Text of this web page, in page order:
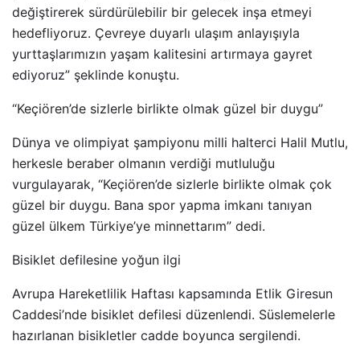
değiştirerek sürdürülebilir bir gelecek inşa etmeyi
hedefliyoruz. Çevreye duyarlı ulaşım anlayışıyla
yurttaşlarımızın yaşam kalitesini artırmaya gayret
ediyoruz” şeklinde konuştu.
“Keçiören’de sizlerle birlikte olmak güzel bir duygu”
Dünya ve olimpiyat şampiyonu milli halterci Halil Mutlu,
herkesle beraber olmanın verdiği mutluluğu
vurgulayarak, “Keçiören’de sizlerle birlikte olmak çok
güzel bir duygu. Bana spor yapma imkanı tanıyan
güzel ülkem Türkiye’ye minnettarım” dedi.
Bisiklet defilesine yoğun ilgi
Avrupa Hareketlilik Haftası kapsamında Etlik Giresun
Caddesi’nde bisiklet defilesi düzenlendi. Süslemelerle
hazırlanan bisikletler cadde boyunca sergilendi.